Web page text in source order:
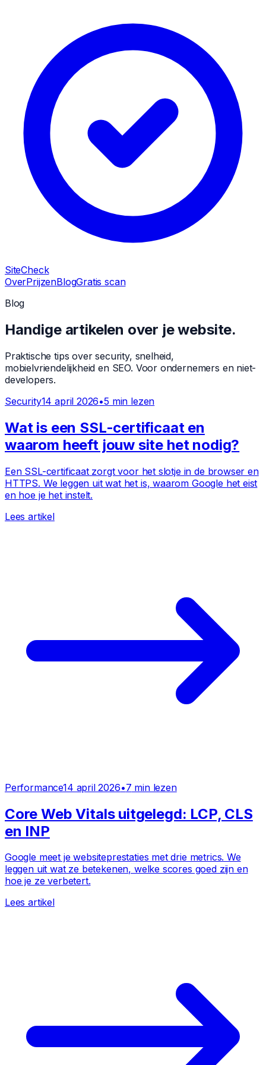
SiteCheck
OverPrijzenBlogGratis scan
Blog
Handige artikelen over je website.
Praktische tips over security, snelheid,
mobielvriendelijkheid en SEO. Voor ondernemers en niet-
developers.
Security14 april 2026•5 min lezen
Wat is een SSL-certificaat en
waarom heeft jouw site het nodig?
Een SSL-certificaat zorgt voor het slotje in de browser en
HTTPS. We leggen uit wat het is, waarom Google het eist
en hoe je het instelt.
Lees artikel
Performance14 april 2026•7 min lezen
Core Web Vitals uitgelegd: LCP, CLS
en INP
Google meet je websiteprestaties met drie metrics. We
leggen uit wat ze betekenen, welke scores goed zijn en
hoe je ze verbetert.
Lees artikel